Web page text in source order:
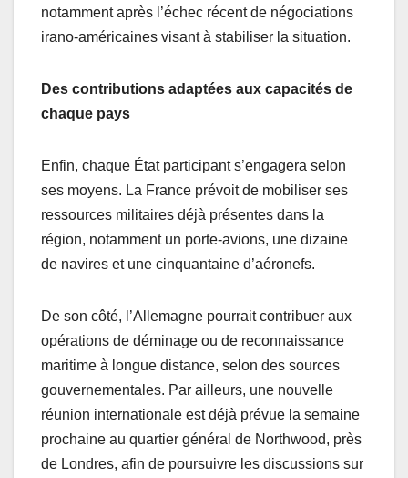
notamment après l’échec récent de négociations
irano-américaines visant à stabiliser la situation.
Des contributions adaptées aux capacités de
chaque pays
Enfin, chaque État participant s’engagera selon
ses moyens. La France prévoit de mobiliser ses
ressources militaires déjà présentes dans la
région, notamment un porte-avions, une dizaine
de navires et une cinquantaine d’aéronefs.
De son côté, l’Allemagne pourrait contribuer aux
opérations de déminage ou de reconnaissance
maritime à longue distance, selon des sources
gouvernementales. Par ailleurs, une nouvelle
réunion internationale est déjà prévue la semaine
prochaine au quartier général de Northwood, près
de Londres, afin de poursuivre les discussions sur